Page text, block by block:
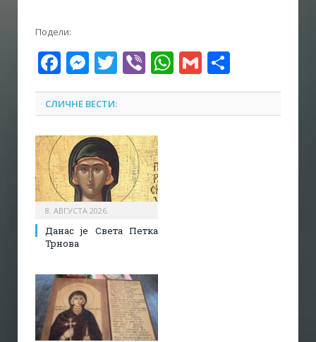
Подели:
Facebook
Messenger
Twitter
ViberWhatsApp
Gmail
СЛИЧНЕ ВЕСТИ:
8. АВГУСТА 2026.
Данас је Света Петка
Трнова